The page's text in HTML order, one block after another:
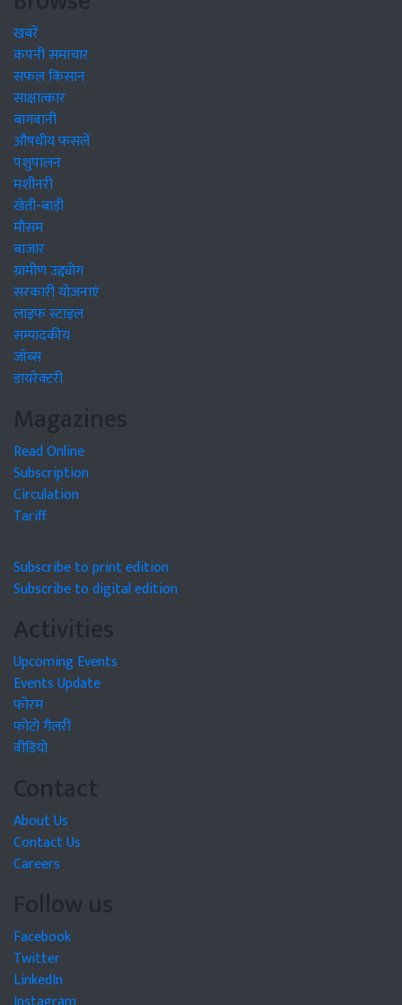
खबरें
कंपनी समाचार
सफल किसान
साक्षात्कार
बागवानी
औषधीय फसलें
पशुपालन
मशीनरी
खेती-बाड़ी
मौसम
बाजार
ग्रामीण उद्द्योग
सरकारी योजनाएं
लाइफ स्टाइल
सम्पादकीय
जॉब्स
डायरेक्टरी
Magazines
Read Online
Subscription
Circulation
Tariff
Subscribe to print edition
Subscribe to digital edition
Activities
Upcoming Events
Events Update
फोरम
फोटो गैलरी
वीडियो
Contact
About Us
Contact Us
Careers
Follow us
Facebook
Twitter
LinkedIn